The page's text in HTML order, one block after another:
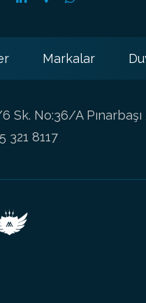
Markalar
Sk. No:36/A
321 8117